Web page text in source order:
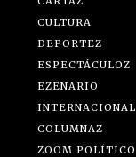
CULTURA
DEPORTEZ
ESPECTÁCULOZ
EZENARIO
INTERNACIONAL
COLUMNAZ
ZOOM POLÍTICO